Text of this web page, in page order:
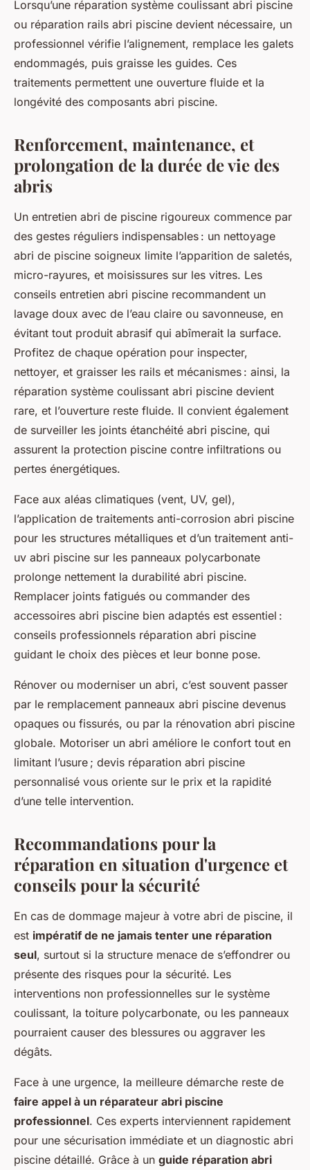
Lorsqu’une réparation système coulissant abri piscine
ou réparation rails abri piscine devient nécessaire, un
professionnel vérifie l’alignement, remplace les galets
endommagés, puis graisse les guides. Ces
traitements permettent une ouverture fluide et la
longévité des composants abri piscine.
Renforcement, maintenance, et
prolongation de la durée de vie des
abris
Un entretien abri de piscine rigoureux commence par
des gestes réguliers indispensables : un nettoyage
abri de piscine soigneux limite l’apparition de saletés,
micro-rayures, et moisissures sur les vitres. Les
conseils entretien abri piscine recommandent un
lavage doux avec de l’eau claire ou savonneuse, en
évitant tout produit abrasif qui abîmerait la surface.
Profitez de chaque opération pour inspecter,
nettoyer, et graisser les rails et mécanismes : ainsi, la
réparation système coulissant abri piscine devient
rare, et l’ouverture reste fluide. Il convient également
de surveiller les joints étanchéité abri piscine, qui
assurent la protection piscine contre infiltrations ou
pertes énergétiques.
Face aux aléas climatiques (vent, UV, gel),
l’application de traitements anti-corrosion abri piscine
pour les structures métalliques et d’un traitement anti-
uv abri piscine sur les panneaux polycarbonate
prolonge nettement la durabilité abri piscine.
Remplacer joints fatigués ou commander des
accessoires abri piscine bien adaptés est essentiel :
conseils professionnels réparation abri piscine
guidant le choix des pièces et leur bonne pose.
Rénover ou moderniser un abri, c’est souvent passer
par le remplacement panneaux abri piscine devenus
opaques ou fissurés, ou par la rénovation abri piscine
globale. Motoriser un abri améliore le confort tout en
limitant l’usure ; devis réparation abri piscine
personnalisé vous oriente sur le prix et la rapidité
d’une telle intervention.
Recommandations pour la
réparation en situation d'urgence et
conseils pour la sécurité
En cas de dommage majeur à votre abri de piscine, il
est impératif de ne jamais tenter une réparation
seul, surtout si la structure menace de s’effondrer ou
présente des risques pour la sécurité. Les
interventions non professionnelles sur le système
coulissant, la toiture polycarbonate, ou les panneaux
pourraient causer des blessures ou aggraver les
dégâts.
Face à une urgence, la meilleure démarche reste de
faire appel à un réparateur abri piscine
professionnel. Ces experts interviennent rapidement
pour une sécurisation immédiate et un diagnostic abri
piscine détaillé. Grâce à un guide réparation abri